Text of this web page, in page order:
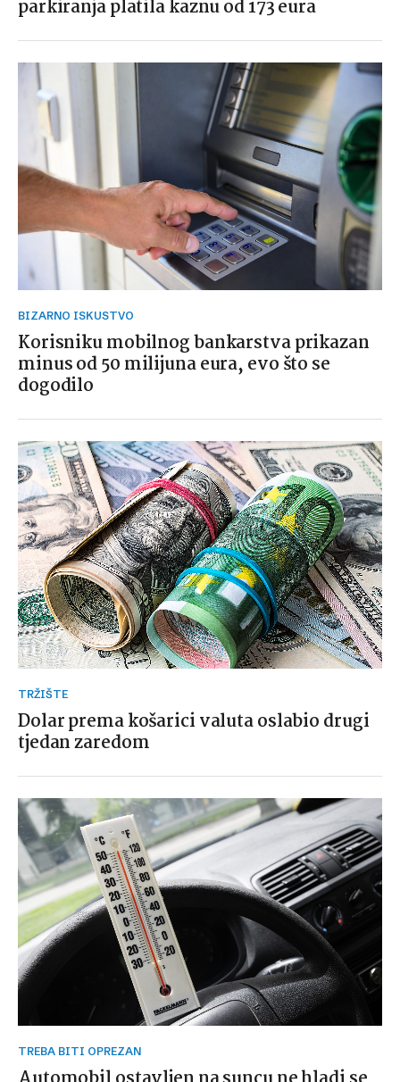
parkiranja platila kaznu od 173 eura
BIZARNO ISKUSTVO
Korisniku mobilnog bankarstva prikazan
minus od 50 milijuna eura, evo što se
dogodilo
TRŽIŠTE
Dolar prema košarici valuta oslabio drugi
tjedan zaredom
TREBA BITI OPREZAN